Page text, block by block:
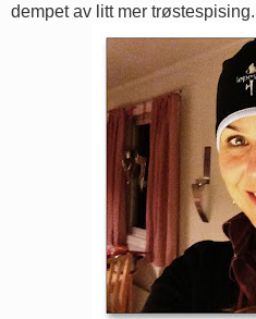
dempet av litt mer